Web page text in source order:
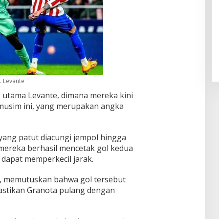
Levante
Levante, dimana mereka kini
ini, yang merupakan angka
patut diacungi jempol hingga
berhasil mencetak gol kedua
memperkecil jarak.
memutuskan bahwa gol tersebut
Granota pulang dengan
Pendaftaran Istana Dibuka,
Warga Berebut Kuota
Di Daerah, Nasional
09:13 WIB